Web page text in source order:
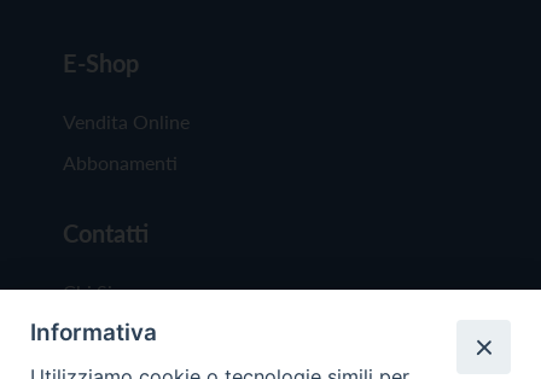
E-Shop
Vendita Online
Abbonamenti
Contatti
Chi Siamo
Redazione
Scrivici
Informativa